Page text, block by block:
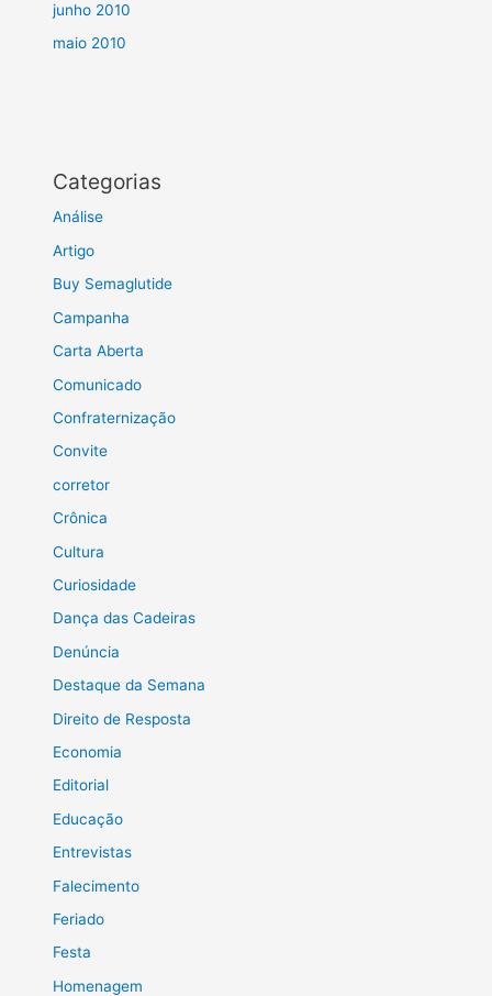
junho 2010
maio 2010
Categorias
Análise
Artigo
Buy Semaglutide
Campanha
Carta Aberta
Comunicado
Confraternização
Convite
corretor
Crônica
Cultura
Curiosidade
Dança das Cadeiras
Denúncia
Destaque da Semana
Direito de Resposta
Economia
Editorial
Educação
Entrevistas
Falecimento
Feriado
Festa
Homenagem